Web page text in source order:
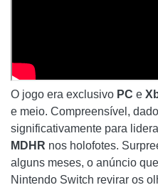
O jogo era exclusivo PC e
e meio. Compreensível,
significativamente para
MDHR nos holofotes.
alguns meses, o anúncio
Nintendo Switch revirar os